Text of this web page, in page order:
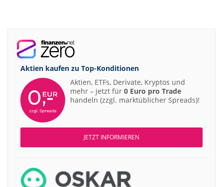
Aktien kaufen zu Top-Konditionen
Aktien, ETFs, Derivate, Kryptos und
mehr – jetzt für 0 Euro pro Trade
handeln (zzgl. marktüblicher Spreads)!
JETZT INFORMIEREN